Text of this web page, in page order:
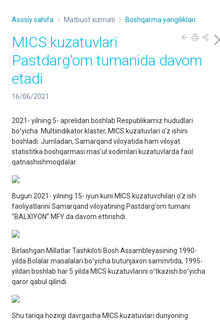
Asosiy sahifa Matbuot xizmati Boshqarma yangiliklari
MICS kuzatuvlari
Pastdarg‘om tumanida davom
etadi
16/06/2021
2021- yilning 5- aprelidan boshlab Respublikamiz hududlari
boʻyicha Multiindikator klaster, MICS kuzatuvlari o‘z ishini
boshladi. Jumladan, Samarqand viloyatida ham viloyat
statistitka boshqarmasi mas’ul xodimlari kuzatuvlarda faol
qatnashishmoqdalar.
Bugun 2021- yilning 15- iyun kuni MICS kuzatuvchilari o‘z ish
faoliyatlarini Samarqand viloyatining Pastdarg‘om tumani
“BALXIYON” MFY da davom ettirishdi.
Birlashgan Millatlar Tashkiloti Bosh Assambleyasining 1990-
yilda Bolalar masalalari boʻyicha butunjaxon sammitida, 1995-
yildan boshlab har 5 yilda MICS kuzatuvlarini oʻtkazish boʻyicha
qaror qabul qilindi.
Shu tariqa hozirgi davrgacha MICS kuzatuvlari dunyoning